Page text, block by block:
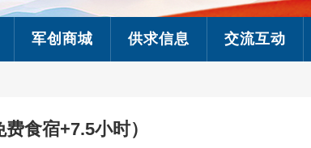
军创商城 供求信息 交流互动
食宿+7.5小时）